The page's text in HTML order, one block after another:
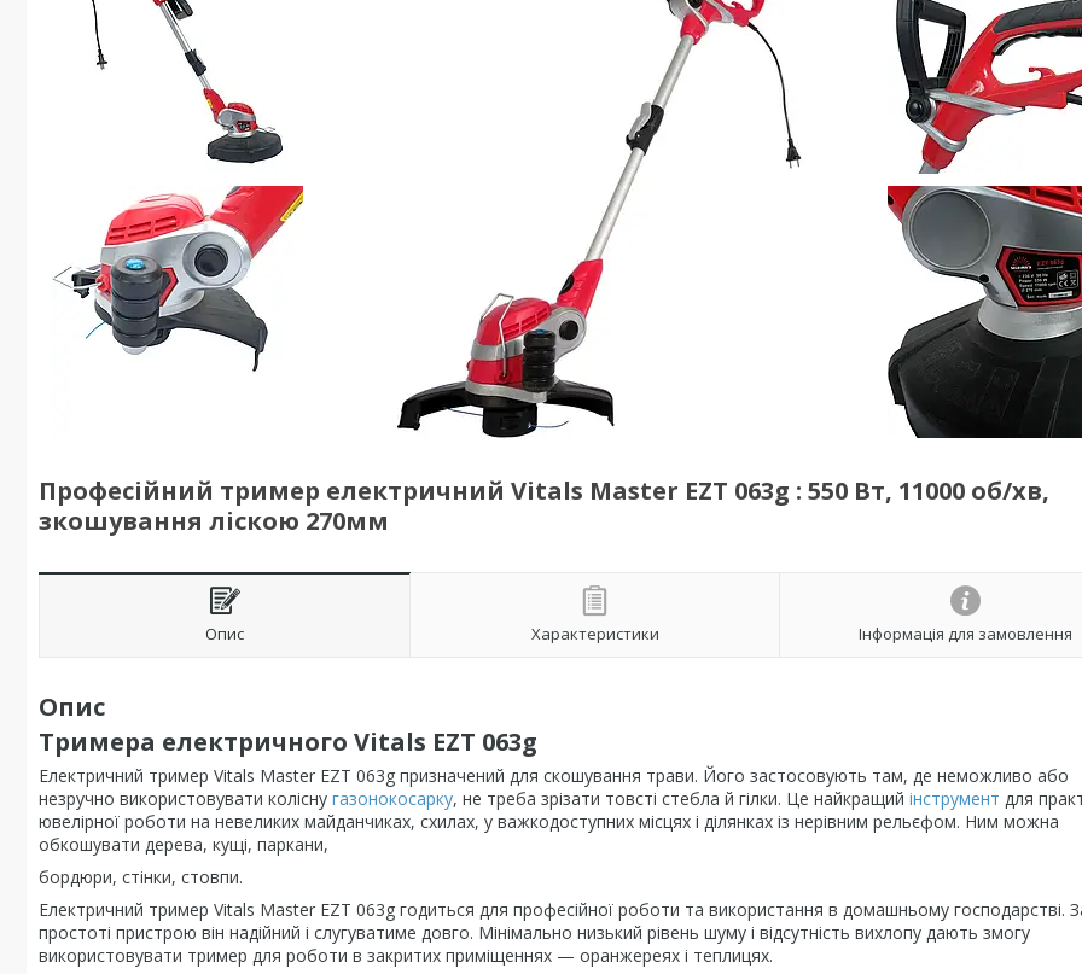
Професійний тример електричний Vitals Master EZT 063g : 550 Вт, 11000 об/хв,
зкошування ліскою 270мм
Опис Характеристики Інформація для замовлення
Опис
Тримера електричного Vitals EZT 063g
Електричний тример Vitals Master EZT 063g призначений для скошування трави. Його застосовують там, де неможливо або
незручно використовувати колісну газонокосарку, не треба зрізати товсті стебла й гілки. Це найкращий інструмент для
ювелірної роботи на невеликих майданчиках, схилах, у важкодоступних місцях і ділянках із нерівним рельєфом. Ним можна
обкошувати дерева, кущі, паркани,
бордюри, стінки, стовпи.
Електричний тример Vitals Master EZT 063g годиться для професійної роботи та використання в домашньому господарстві.
простоті пристрою він надійний і слугуватиме довго. Мінімально низький рівень шуму і відсутність вихлопу дають змогу
використовувати тример для роботи в закритих приміщеннях — оранжереях і теплицях.